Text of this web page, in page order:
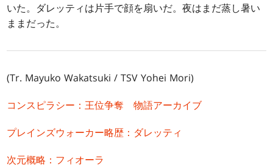
いた。ダレッティは片手で顔を扇いだ。夜はまだ蒸し暑い
ままだった。
(Tr. Mayuko Wakatsuki / TSV Yohei Mori)
コンスピラシー：王位争奪 物語アーカイブ
プレインズウォーカー略歴：ダレッティ
次元概略：フィオーラ